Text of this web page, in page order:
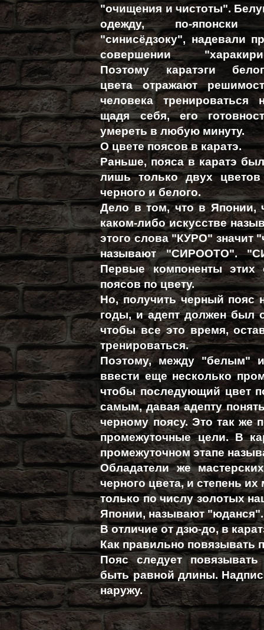
"очищения и чистоты".
одежду, по-японски
"синисёдзоку", надевали
совершении
Поэтому каратэги
цвета отражают
человека тренироваться
щадя себя, его
умереть в любую минуту.
О цвете поясов в каратэ.
Раньше, пояса в каратэ
лишь только двух
черного и белого.
Дело в том, что в Японии,
каком-либо искусстве
этого слова "КУРО" значит
называют "СИРООТО".
Первые компоненты
поясов по цвету.
Но, получить черный пояс
годы, и адепт должен был
чтобы все это время,
тренироваться.
Поэтому, между "белым"
ввести еще несколько
чтобы последующий цвет
самым, давая адепту
черному поясу. Это так же
промежуточные цели. В
промежуточном этапе
Обладатели же
черного цвета, и степень
только по числу золотых
Японии, называют "юданся".
В отличие от дзю-до, в
Как правильно повязывать
Пояс следует
быть равной длины.
наружу.